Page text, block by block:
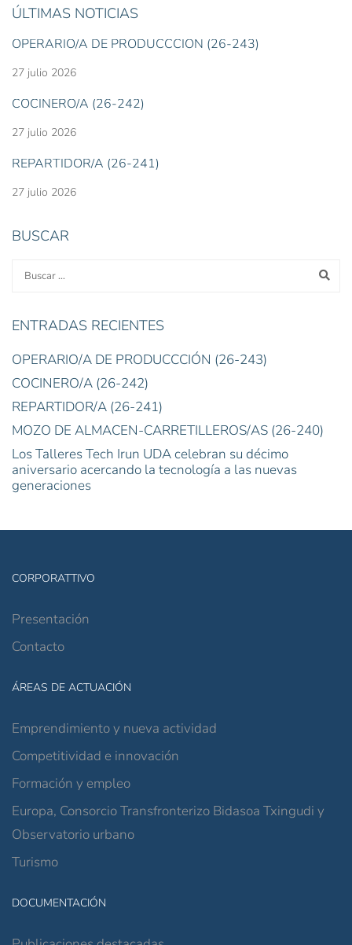
ÚLTIMAS NOTICIAS
OPERARIO/A DE PRODUCCCIÓN (26-243)
27 julio 2026
COCINERO/A (26-242)
27 julio 2026
REPARTIDOR/A (26-241)
27 julio 2026
BUSCAR
ENTRADAS RECIENTES
OPERARIO/A DE PRODUCCCIÓN (26-243)
COCINERO/A (26-242)
REPARTIDOR/A (26-241)
MOZO DE ALMACEN-CARRETILLEROS/AS (26-240)
Los Talleres Tech Irun UDA celebran su décimo
aniversario acercando la tecnología a las nuevas
generaciones
CORPORATTIVO
Presentación
Contacto
ÁREAS DE ACTUACIÓN
Emprendimiento y nueva actividad
Competitividad e innovación
Formación y empleo
Europa, Consorcio Transfronterizo Bidasoa Txingudi y
Observatorio urbano
Turismo
DOCUMENTACIÓN